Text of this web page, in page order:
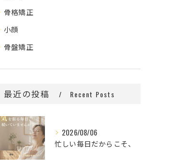
骨格矯正
小顔
骨盤矯正
最近の投稿 Recent Posts
2026/08/06
忙しい毎日だからこそ、